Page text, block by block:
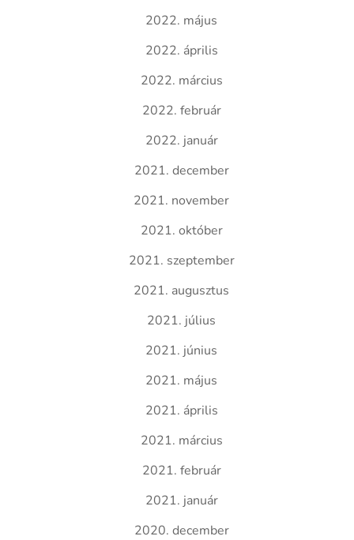
2022. május
2022. április
2022. március
2022. február
2022. január
2021. december
2021. november
2021. október
2021. szeptember
2021. augusztus
2021. július
2021. június
2021. május
2021. április
2021. március
2021. február
2021. január
2020. december